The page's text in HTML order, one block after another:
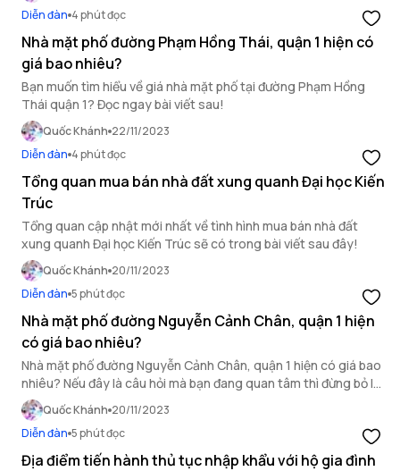
Diễn đàn 4 phút đọc
Nhà mặt phố đường Phạm Hồng Thái, quận 1 hiện có
giá bao nhiêu?
Bạn muốn tìm hiểu về giá nhà mặt phố tại đường Phạm Hồng
Thái quận 1? Đọc ngay bài viết sau!
Quốc Khánh 22/11/2023
Diễn đàn 4 phút đọc
Tổng quan mua bán nhà đất xung quanh Đại học Kiến
Trúc
Tổng quan cập nhật mới nhất về tình hình mua bán nhà đất
xung quanh Đại học Kiến Trúc sẽ có trong bài viết sau đây!
Quốc Khánh 20/11/2023
Diễn đàn 5 phút đọc
Nhà mặt phố đường Nguyễn Cảnh Chân, quận 1 hiện
có giá bao nhiêu?
Nhà mặt phố đường Nguyễn Cảnh Chân, quận 1 hiện có giá bao
nhiêu? Nếu đây là câu hỏi mà bạn đang quan tâm thì đừng bỏ lỡ
bài viết này để được OneHousing giải đáp.
Quốc Khánh 20/11/2023
Diễn đàn 5 phút đọc
Địa điểm tiến hành thủ tục nhập khẩu với hộ gia đình